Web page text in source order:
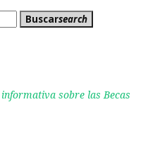
Buscarsearch
sobre las Becas